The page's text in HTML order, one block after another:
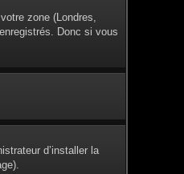
zone (Londres,
Donc si vous
d’installer la